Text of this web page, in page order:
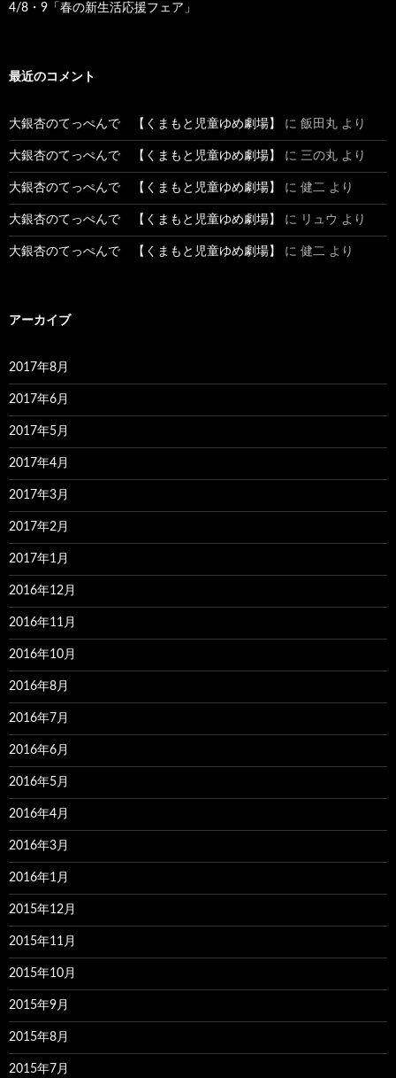
4/8・9「春の新生活応援フェア」
最近のコメント
大銀杏のてっぺんで 【くまもと児童ゆめ劇場】 に 飯田丸 より
大銀杏のてっぺんで 【くまもと児童ゆめ劇場】 に 三の丸 より
大銀杏のてっぺんで 【くまもと児童ゆめ劇場】 に 健二 より
大銀杏のてっぺんで 【くまもと児童ゆめ劇場】 に リュウ より
大銀杏のてっぺんで 【くまもと児童ゆめ劇場】 に 健二 より
アーカイブ
2017年8月
2017年6月
2017年5月
2017年4月
2017年3月
2017年2月
2017年1月
2016年12月
2016年11月
2016年10月
2016年8月
2016年7月
2016年6月
2016年5月
2016年4月
2016年3月
2016年1月
2015年12月
2015年11月
2015年10月
2015年9月
2015年8月
2015年7月